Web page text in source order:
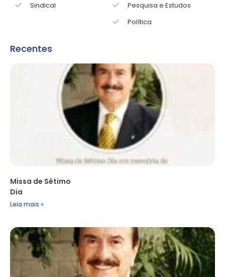
Sindical
Pesquisa e Estudos
Política
Recentes
Missa de Sétimo
Dia
Leia mais »